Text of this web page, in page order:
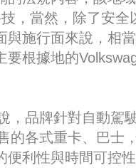
，當然，除了安
與施行面來說，相
要根據地的
，品牌針對自動駕
的各式重卡、巴士
便利性與時間可控